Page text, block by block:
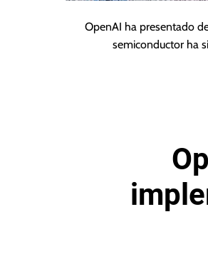
OpenAI ha presentado
semiconductor ha